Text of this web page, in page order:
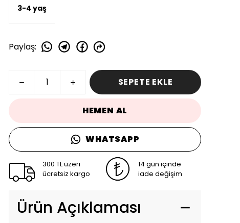
3-4 yaş
Paylaş:
SEPETE EKLE
HEMEN AL
WHATSAPP
300 TL üzeri
ücretsiz kargo
14 gün içinde
iade değişim
Ürün Açıklaması